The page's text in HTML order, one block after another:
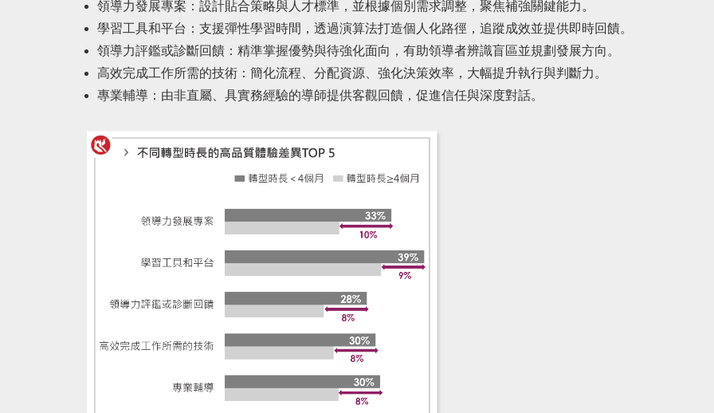
領導力發展專案：設計貼合策略與人才標準，並根據個別需求調整，聚焦補強關鍵能力。
學習工具和平台：支援彈性學習時間，透過演算法打造個人化路徑，追蹤成效並提供即時回饋。
領導力評鑑或診斷回饋：精準掌握優勢與待強化面向，有助領導者辨識盲區並規劃發展方向。
高效完成工作所需的技術：簡化流程、分配資源、強化決策效率，大幅提升執行與判斷力。
專業輔導：由非直屬、具實務經驗的導師提供客觀回饋，促進信任與深度對話。